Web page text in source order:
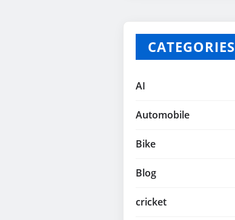
CATEGORIES
AI
Automobile
Bike
Blog
cricket